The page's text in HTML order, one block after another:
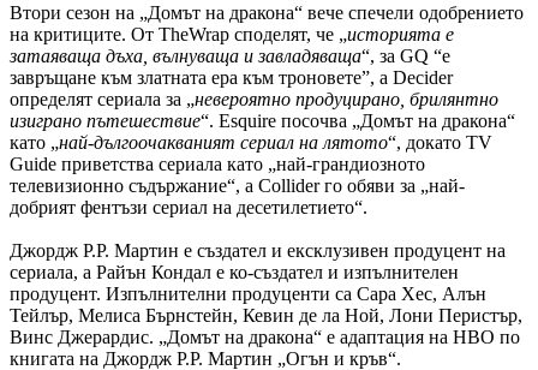
Втори сезон на „Домът на дракона“ вече спечели одобрението
на критиците. От TheWrap споделят, че „историята е
затаяваща дъха, вълнуваща и завладяваща“, за GQ “е
завръщане към златната ера към троновете”, а Decider
определят сериала за „невероятно продуцирано, брилянтно
изиграно пътешествие“. Esquire посочва „Домът на дракона“
като „най-дългоочакваният сериал на лятото“, докато TV
Guide приветства сериала като „най-грандиозното
телевизионно съдържание“, а Collider го обяви за „най-
добрият фентъзи сериал на десетилетието“.
Джордж Р.Р. Мартин е създател и ексклузивен продуцент на
сериала, а Райън Кондал е ко-създател и изпълнителен
продуцент. Изпълнителни продуценти са Сара Хес, Алън
Тейлър, Мелиса Бърнстейн, Кевин де ла Ной, Лони Перистър,
Винс Джерардис. „Домът на дракона“ е адаптация на HBO по
книгата на Джордж Р.Р. Мартин „Огън и кръв“.